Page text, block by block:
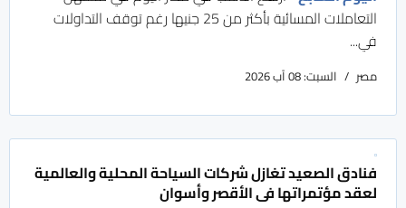
التعاملات المسائية بأكثر من 25 جنيها رغم توقف التداولات
في...
مصر السبت: 08 آب 2026
فنادق الصعيد تغازل شركات السياحة المحلية والعالمية
لعقد مؤتمراتها فى الأقصر وأسوان